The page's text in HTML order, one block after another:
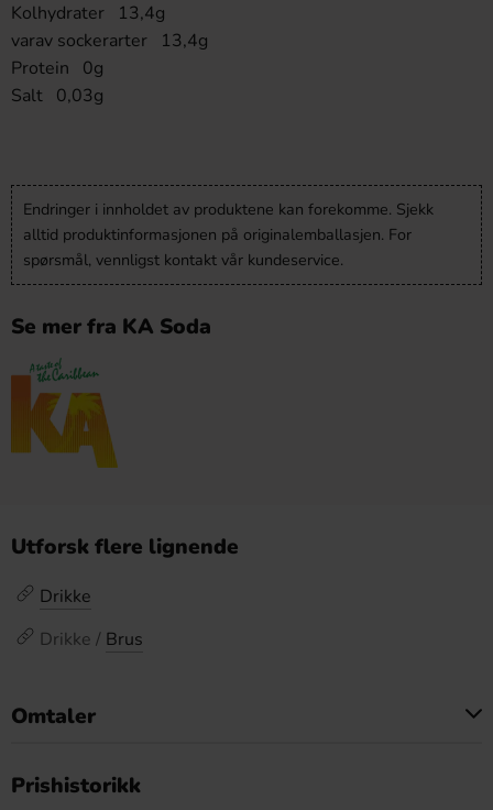
Kolhydrater 13,4g
varav sockerarter 13,4g
Protein 0g
Salt 0,03g
Endringer i innholdet av produktene kan forekomme. Sjekk
alltid produktinformasjonen på originalemballasjen. For
spørsmål, vennligst kontakt vår kundeservice.
Se mer fra KA Soda
Utforsk flere lignende
Drikke
Drikke / Brus
Omtaler
Prishistorikk